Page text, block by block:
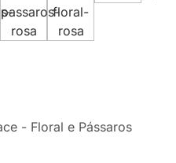
- Floral e Pássaros